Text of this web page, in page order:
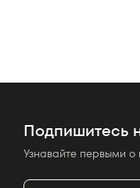
Подпишитесь
Узнавайте первыми о